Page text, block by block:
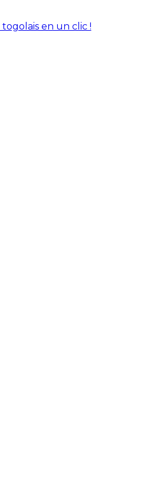
en un clic !